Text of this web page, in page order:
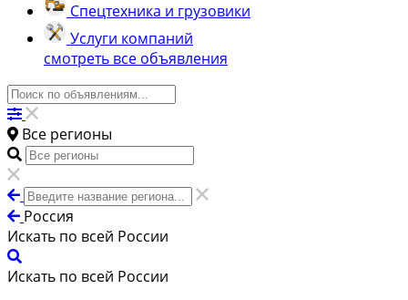
Спецтехника и грузовики
Услуги компаний
смотреть все объявления
Все регионы
Россия
Искать по всей России
Искать по всей России